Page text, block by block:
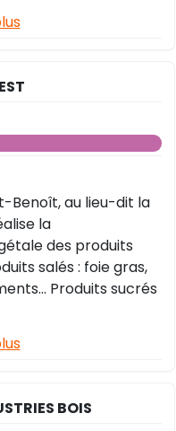
Benoît, au lieu-dit la
la
des produits
salés : foie gras,
Produits sucrés
BOIS